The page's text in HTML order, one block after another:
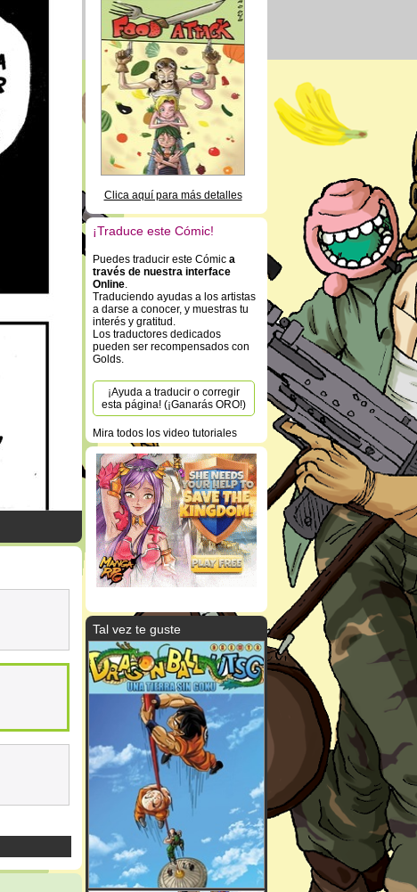
Clica aquí para más detalles
¡Traduce este Cómic!
Puedes traducir este Cómic a
través de nuestra interface
Online.
Traduciendo ayudas a los artistas
a darse a conocer, y muestras tu
interés y gratitud.
Los traductores dedicados
pueden ser recompensados con
Golds.
¡Ayuda a traducir o corregir
esta página! (¡Ganarás ORO!)
Mira todos los video tutoriales
Tal vez te guste